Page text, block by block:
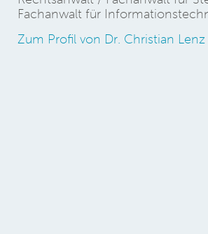
Fachanwalt für
Zum Profil von Dr. Christian Lenz